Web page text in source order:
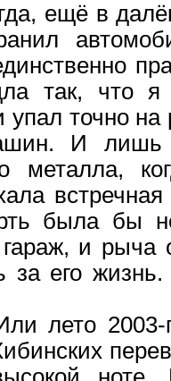
в далёком
так, что я
упал точно
И лишь
металла,
была бы
и рыча
за его
го,